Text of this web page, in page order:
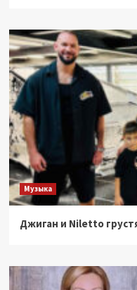
Музыка
Джиган и Niletto